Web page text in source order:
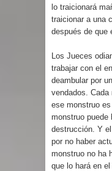
lo traicionará
traicionar a una
después de que
Los Jueces
trabajar con el
deambular por
vendados.
ese monstruo
monstruo puede
destrucción. Y
por no haber
monstruo no ha
que lo hará en